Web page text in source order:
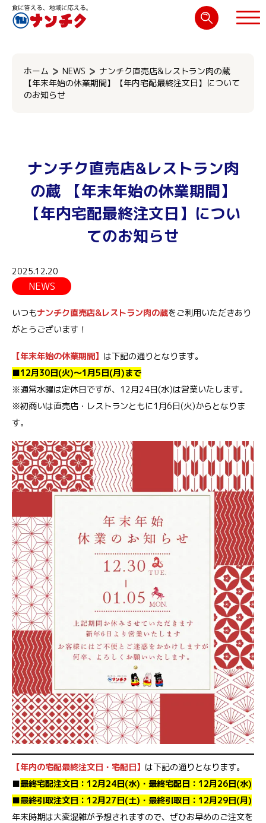
ホーム NEWS
ナンチク直売店&レストラン肉の蔵
【年末年始の休業期間】【年内宅配最終注文日】について
のお知らせ
ナンチク直売店&レストラン肉
の蔵 【年末年始の休業期間】
【年内宅配最終注文日】につい
てのお知らせ
2025.12.20
NEWS
いつもナンチク直売店&レストラン肉の蔵をご利用いただきあり
がとうございます！
【年末年始の休業期間】 は下記の通りとなります。
■12月30日(火)～1月5日(月)まで
※通常水曜は定休日ですが、12月24日(水)は営業いたします。
※初商いは直売店・レストランともに1月6日(火)からとなりま
す。
【年内の宅配最終注文日・宅配日】 は下記の通りとなります。
■最終宅配注文日：12月24日(水)・最終宅配日：12月26日(水)
■最終引取注文日：12月27日(土)・最終引取日：12月29日(月)
年末時期は大変混雑が予想されますので、ぜひお早めのご注文を